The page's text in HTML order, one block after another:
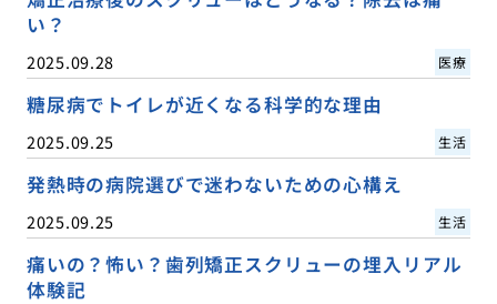
い？
2025.09.28 医療
糖尿病でトイレが近くなる科学的な理由
2025.09.25 生活
発熱時の病院選びで迷わないための心構え
2025.09.25 生活
痛いの？怖い？歯列矯正スクリューの埋入リアル
体験記